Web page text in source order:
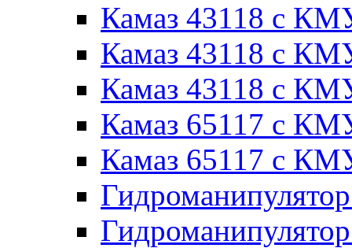
Камаз 43118 с
Камаз 43118 с
Камаз 43118 с
Камаз 65117 с
Камаз 65117 с